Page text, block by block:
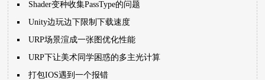
Shader变种收集PassType的问题
Unity边玩边下限制下载速度
URP场景渲成一张图优化性能
URP下让美术同学困惑的多主光计算
打包IOS遇到一个报错